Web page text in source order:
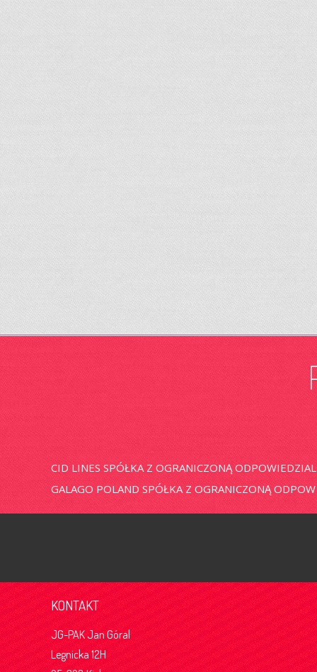
CID LINES SPÓŁKA Z OGRANICZONĄ
GALAGO POLAND SPÓŁKA Z OGRANICZONĄ ODPOW
KONTAKT
JG-PAK Jan Góral
Legnicka 12H